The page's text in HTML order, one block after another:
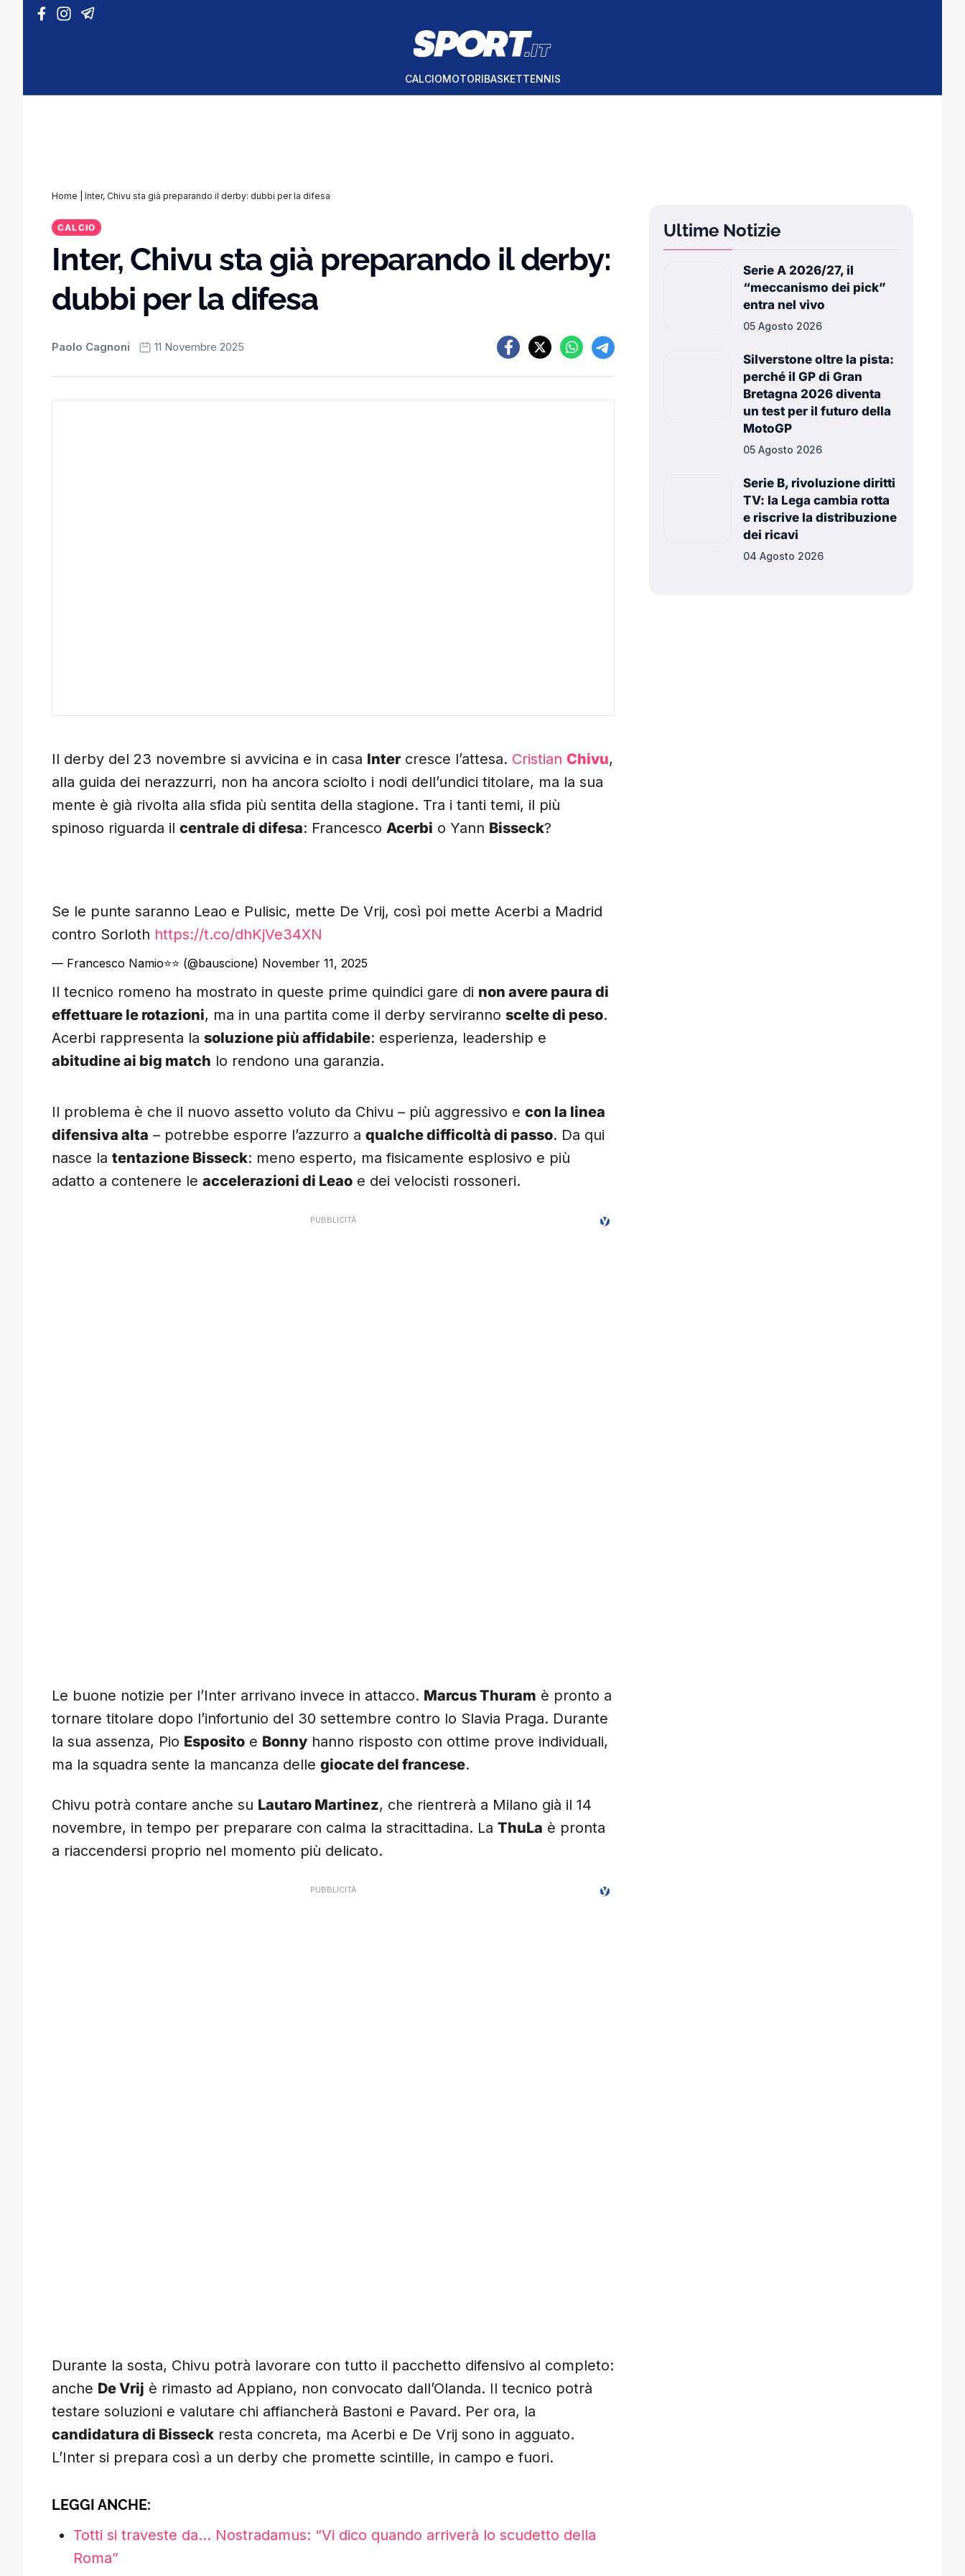
Vai al contenuto
CALCIOMOTORIBASKETTENNIS
Home Inter, Chivu sta già preparando il derby: dubbi per la difesa
CALCIO
Inter, Chivu sta già preparando il derby:
dubbi per la difesa
Paolo Cagnoni 11 Novembre 2025
Il derby del 23 novembre si avvicina e in casa Inter cresce l’attesa. Cristian Chivu,
alla guida dei nerazzurri, non ha ancora sciolto i nodi dell’undici titolare, ma la sua
mente è già rivolta alla sfida più sentita della stagione. Tra i tanti temi, il più
spinoso riguarda il centrale di difesa: Francesco Acerbi o Yann Bisseck?
Se le punte saranno Leao e Pulisic, mette De Vrij, così poi mette Acerbi a Madrid
contro Sorloth https://t.co/dhKjVe34XN
— Francesco Namio⭐️⭐️ (@bauscione) November 11, 2025
Il tecnico romeno ha mostrato in queste prime quindici gare di non avere paura di
effettuare le rotazioni, ma in una partita come il derby serviranno scelte di peso.
Acerbi rappresenta la soluzione più affidabile: esperienza, leadership e
abitudine ai big match lo rendono una garanzia.
Il problema è che il nuovo assetto voluto da Chivu – più aggressivo e con la linea
difensiva alta – potrebbe esporre l’azzurro a qualche difficoltà di passo. Da qui
nasce la tentazione Bisseck: meno esperto, ma fisicamente esplosivo e più
adatto a contenere le accelerazioni di Leao e dei velocisti rossoneri.
Le buone notizie per l’Inter arrivano invece in attacco. Marcus Thuram è pronto a
tornare titolare dopo l’infortunio del 30 settembre contro lo Slavia Praga. Durante
la sua assenza, Pio Esposito e Bonny hanno risposto con ottime prove individuali,
ma la squadra sente la mancanza delle giocate del francese.
Chivu potrà contare anche su Lautaro Martinez, che rientrerà a Milano già il 14
novembre, in tempo per preparare con calma la stracittadina. La ThuLa è pronta
a riaccendersi proprio nel momento più delicato.
Durante la sosta, Chivu potrà lavorare con tutto il pacchetto difensivo al completo:
anche De Vrij è rimasto ad Appiano, non convocato dall’Olanda. Il tecnico potrà
testare soluzioni e valutare chi affiancherà Bastoni e Pavard. Per ora, la
candidatura di Bisseck resta concreta, ma Acerbi e De Vrij sono in agguato.
L’Inter si prepara così a un derby che promette scintille, in campo e fuori.
LEGGI ANCHE:
Totti si traveste da… Nostradamus: “Vi dico quando arriverà lo scudetto della
Roma”
Ultime Notizie
Serie A 2026/27, il
“meccanismo dei pick”
entra nel vivo
05 Agosto 2026
Silverstone oltre la pista:
perché il GP di Gran
Bretagna 2026 diventa
un test per il futuro della
MotoGP
05 Agosto 2026
Serie B, rivoluzione diritti
TV: la Lega cambia rotta
e riscrive la distribuzione
dei ricavi
04 Agosto 2026